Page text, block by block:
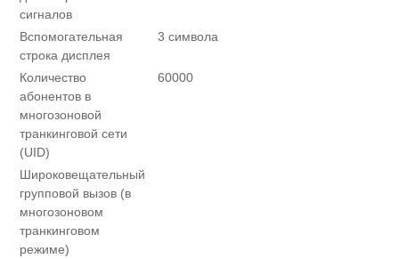
сигналов
Вспомогательная
строка дисплея
3 символа
Количество
абонентов в
многозоновой
транкинговой сети
(UID)
60000
Широковещательный
групповой вызов (в
многозоновом
транкинговом
режиме)